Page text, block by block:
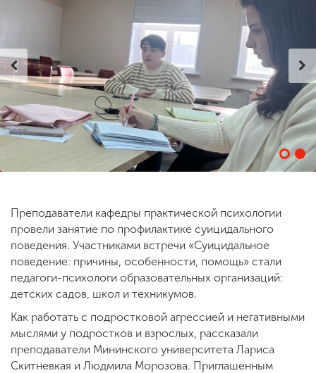
образовательной
организации
ENG SPN CHI
Приемная
+7 (831) 262-26-20
Преподаватели кафедры практической психологии
провели занятие по профилактике суицидального
поведения. Участниками встречи «Суицидальное
поведение: причины, особенности, помощь» стали
педагоги-психологи образовательных организаций:
детских садов, школ и техникумов.
Как работать с подростковой агрессией и негативными
мыслями у подростков и взрослых, рассказали
преподаватели Мининского университета Лариса
Скитневкая и Людмила Морозова. Приглашенным